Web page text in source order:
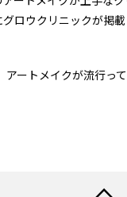
ロウクリニックが掲載
ートメイクが流行っ